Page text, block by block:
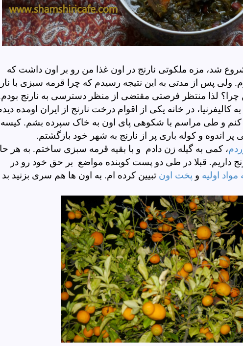
شد، مزه ملکوتی نارنج در اون غذا من رو بر اون داشت که
ولی پس از مدتی به این نتیجه رسیدم که چرا قرمه سبزی با
لذا منتظر فرصتی مقتضی از منظر دسترسی به نارنج
در خانه یکی از اقوام درخت نارنج از ایران اومده
و طی مراسم با شکوهی پای اون به خاک سپرده بشم. کیسه
پر اندوه و کوله باری پر از نارنج به شهر خود بازگشتم.
، کمی به گیله زن دادم و با بقیه قرمه سبزی ساختم. به هر
داریم. قبلا در طی دو پست کوبنده مواضع بر حق خود رو در
مواد اولیه و پخت اون تبیین کرده ام. به اون ها هم سری بزنید بد